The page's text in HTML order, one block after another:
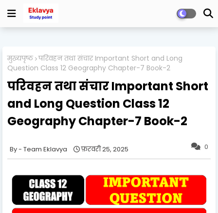
मुख्यपृष्ठ परिवहन तथा संचार Important Short and Long
Question Class 12 Geography Chapter-7 Book-2
परिवहन तथा संचार Important Short
and Long Question Class 12
Geography Chapter-7 Book-2
0
Team Eklavya फ़रवरी 25, 2025